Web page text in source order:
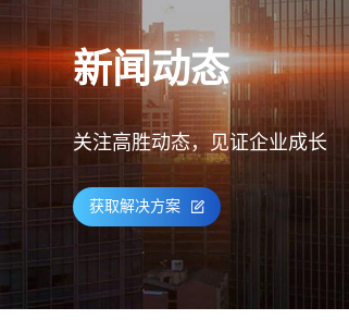
新闻动态
关注高胜动态，见证企业成长
获取解决方案